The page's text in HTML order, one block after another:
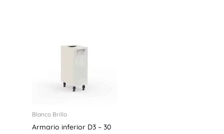
Blanco Brillo
Armario inferior D3 – 30